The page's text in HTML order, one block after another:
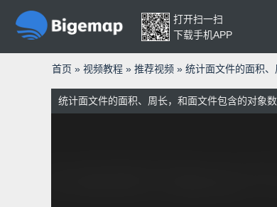
打开扫一扫
下载手机APP
首页 » 视频教程 » 推荐视频 » 统计面文件的面积
统计面文件的面积、周长，和面文件包含的对象